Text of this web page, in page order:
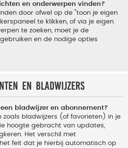
en onderwerpen vinden?
door ofwel op de "toon je eigen
te klikken, of via je eigen
te zoeken, moet je de
en de nodige opties
en bladwijzers
bladwijzer en abonnement?
zoals bladwijzers (of favorieten) in je
hoogte gebracht van updates,
Het verschil met
feit dat je hierbij automatisch op